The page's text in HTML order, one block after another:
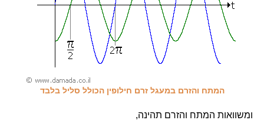
המתח והזרם במעגל זרם חילופין הכולל סליל בלבד
ומשוואות המתח והזרם תהינה,